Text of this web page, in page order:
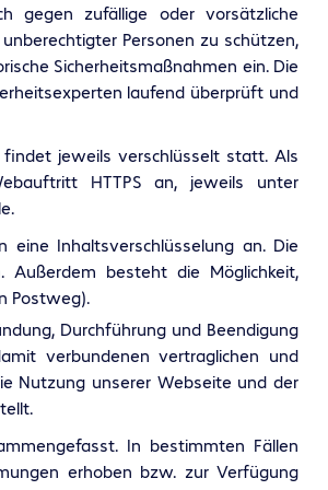
gegen zufällige oder vorsätzliche
Personen zu schützen,
Sicherheitsmaßnahmen ein. Die
laufend überprüft und
jeweils verschlüsselt statt. Als
HTTPS an, jeweils unter
Inhaltsverschlüsselung an. Die
Außerdem besteht die Möglichkeit,
Postweg).
Durchführung und Beendigung
verbundenen vertraglichen und
Nutzung unserer Webseite und der
In bestimmten Fällen
erhoben bzw. zur Verfügung